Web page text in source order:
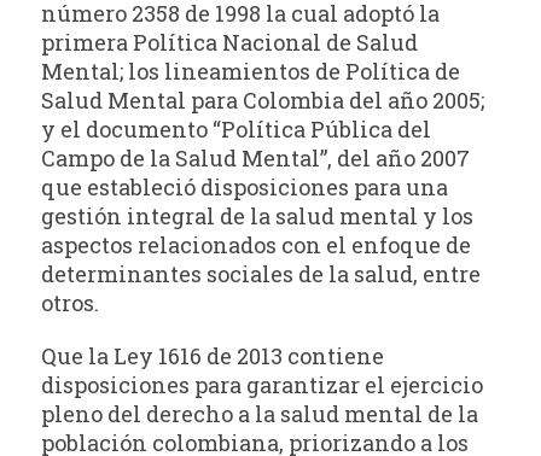
número 2358 de 1998 la cual adoptó la
primera Política Nacional de Salud
Mental; los lineamientos de Política de
Salud Mental para Colombia del año 2005;
y el documento “Política Pública del
Campo de la Salud Mental”, del año 2007
que estableció disposiciones para una
gestión integral de la salud mental y los
aspectos relacionados con el enfoque de
determinantes sociales de la salud, entre
otros.
Que la Ley 1616 de 2013 contiene
disposiciones para garantizar el ejercicio
pleno del derecho a la salud mental de la
población colombiana, priorizando a los